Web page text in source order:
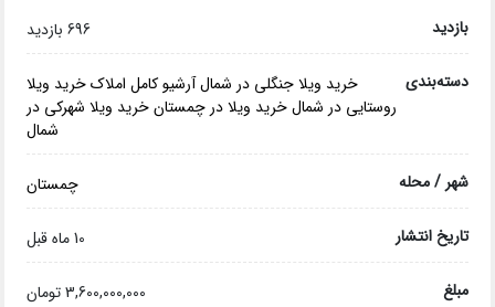
بازدید 696 بازدید
دسته‌بندی خرید ویلا جنگلی در شمالآرشیو کامل املاک خرید ویلا
روستایی در شمال خرید ویلا در چمستان خرید ویلا شهرکی در
شمال
شهر / محله چمستان
تاریخ انتشار 10 ماه قبل
مبلغ 3,600,000,000 تومان